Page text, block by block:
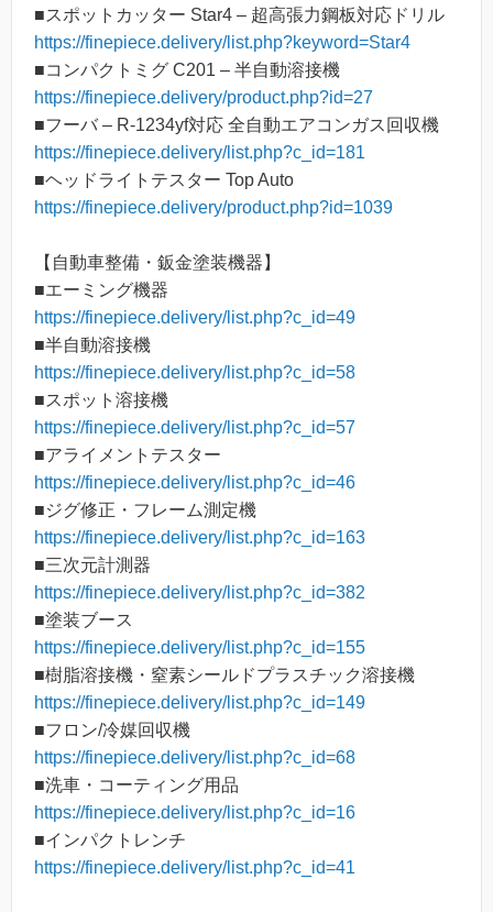
■スポットカッター Star4 – 超高張力鋼板対応ドリル
https://finepiece.delivery/list.php?keyword=Star4
■コンパクトミグ C201 – 半自動溶接機
https://finepiece.delivery/product.php?id=27
■フーバ – R-1234yf対応 全自動エアコンガス回収機
https://finepiece.delivery/list.php?c_id=181
■ヘッドライトテスター Top Auto
https://finepiece.delivery/product.php?id=1039
【自動車整備・鈑金塗装機器】
■エーミング機器
https://finepiece.delivery/list.php?c_id=49
■半自動溶接機
https://finepiece.delivery/list.php?c_id=58
■スポット溶接機
https://finepiece.delivery/list.php?c_id=57
■アライメントテスター
https://finepiece.delivery/list.php?c_id=46
■ジグ修正・フレーム測定機
https://finepiece.delivery/list.php?c_id=163
■三次元計測器
https://finepiece.delivery/list.php?c_id=382
■塗装ブース
https://finepiece.delivery/list.php?c_id=155
■樹脂溶接機・窒素シールドプラスチック溶接機
https://finepiece.delivery/list.php?c_id=149
■フロン/冷媒回収機
https://finepiece.delivery/list.php?c_id=68
■洗車・コーティング用品
https://finepiece.delivery/list.php?c_id=16
■インパクトレンチ
https://finepiece.delivery/list.php?c_id=41